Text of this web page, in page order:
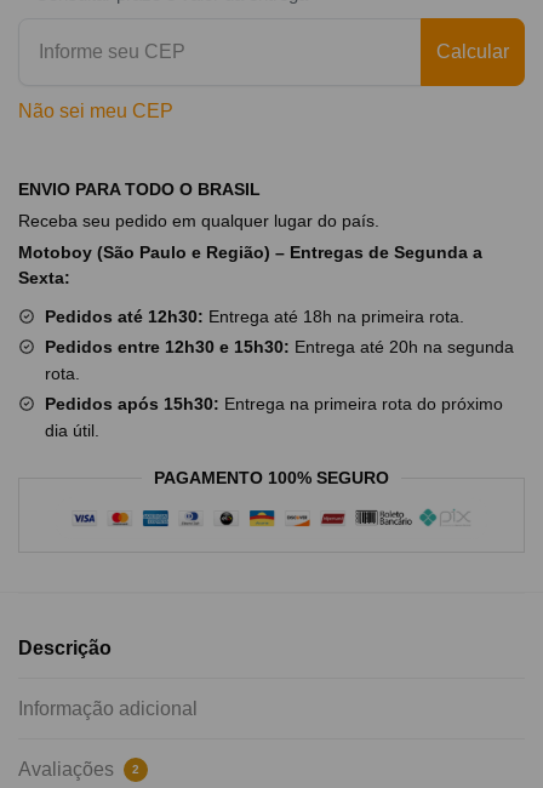
Calcular
Não sei meu CEP
ENVIO PARA TODO O BRASIL
Receba seu pedido em qualquer lugar do país.
Motoboy (São Paulo e Região) – Entregas de Segunda a
Sexta:
Pedidos até 12h30: Entrega até 18h na primeira rota.
Pedidos entre 12h30 e 15h30: Entrega até 20h na segunda
rota.
Pedidos após 15h30: Entrega na primeira rota do próximo
dia útil.
PAGAMENTO 100% SEGURO
Descrição
Informação adicional
Avaliações 2